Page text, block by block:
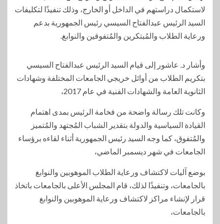
لاستكمال دراستهم في الداخل أو الخارج، وذلك تنفيذًا لتكليفات
السيد الرئيس عبدالفتاح السيسي رئيس الجمهورية بدعم
ورعاية الطلاب والمُبتكرين والمُتفوقين والنوابغ.
وأشار د. عاشور إلى قيام السيد الرئيس عبدالفتاح السيسي
بتكريم الطلاب من أوائل خريجي الجامعات المختلفة وشهادات
الثانوية العامة والشهادات الفنية في عام 2017،
وكانت تلك رسالة واضحة من فخامة الرئيس بمدى اهتمام
القيادة السياسية والدولة بتقدير الشباب المُجتهد والمُتميز
والمُتفوق، كما وجه السيد رئيس الجمهورية أثناء لقاءه برؤساء
الجامعات في شهر ديسمبر الماضي،
بوضع آليات لاكتشاف ورعاية الطلاب الموهوبين والنوابغ
بالجامعات، وتنفيذًا لذلك، قام المجلس الأعلى بالجامعات باتخاذ
قرار لإنشاء مراكز لاكتشاف ورعاية الموهوبين والنوابغ
بالجامعات،